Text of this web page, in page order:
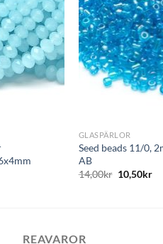
GLASPÄRLOR
Seed beads 11/0,
AB
14,00kr 10,50kr
REAVAROR